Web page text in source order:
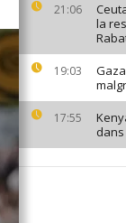
21:06
la
19:03
17:55